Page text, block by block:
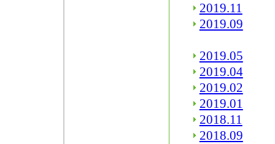
2019.11
2019.09
2019.05
2019.04
2019.02
2019.01
2018.11
2018.09